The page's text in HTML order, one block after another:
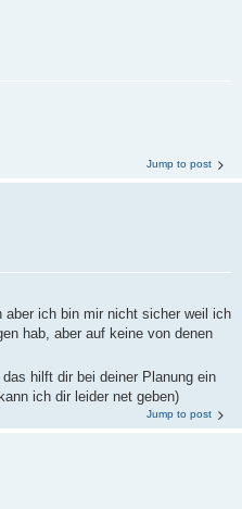
Jump to post
ich bin mir nicht sicher weil ich
hab, aber auf keine von denen
das hilft dir bei deiner Planung ein
ich dir leider net geben)
Jump to post